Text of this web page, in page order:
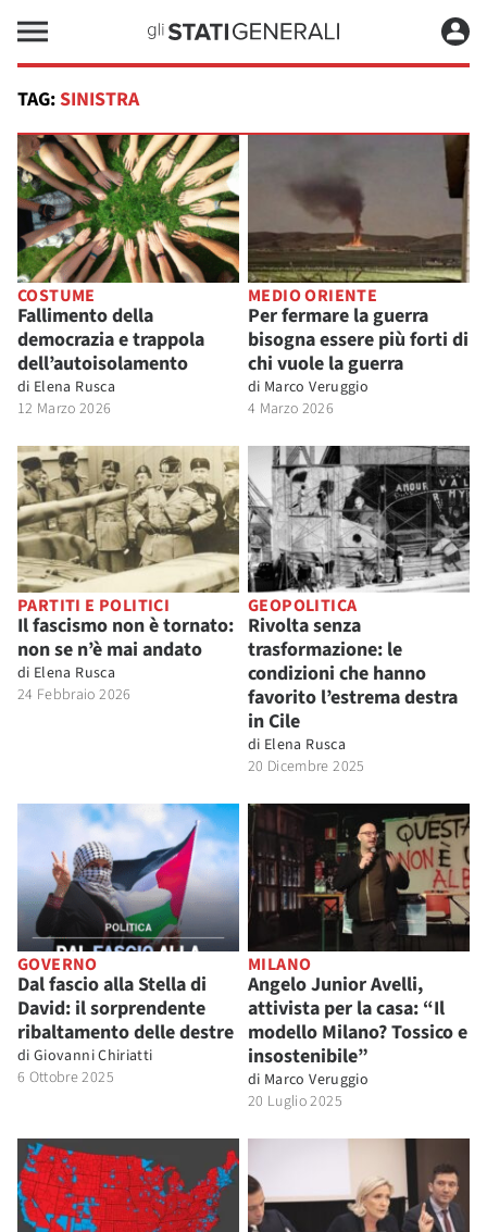
TAG:SINISTRA
COSTUME
Fallimento della
democrazia e trappola
dell’autoisolamento
di Elena Rusca
12 Marzo 2026
MEDIO ORIENTE
Per fermare la guerra
bisogna essere più forti di
chi vuole la guerra
di Marco Veruggio
4 Marzo 2026
PARTITI E POLITICI
Il fascismo non è tornato:
non se n’è mai andato
di Elena Rusca
24 Febbraio 2026
GEOPOLITICA
Rivolta senza
trasformazione: le
condizioni che hanno
favorito l’estrema destra
in Cile
di Elena Rusca
20 Dicembre 2025
GOVERNO
Dal fascio alla Stella di
David: il sorprendente
ribaltamento delle destre
di Giovanni Chiriatti
6 Ottobre 2025
MILANO
Angelo Junior Avelli,
attivista per la casa: “Il
modello Milano? Tossico e
insostenibile”
di Marco Veruggio
20 Luglio 2025